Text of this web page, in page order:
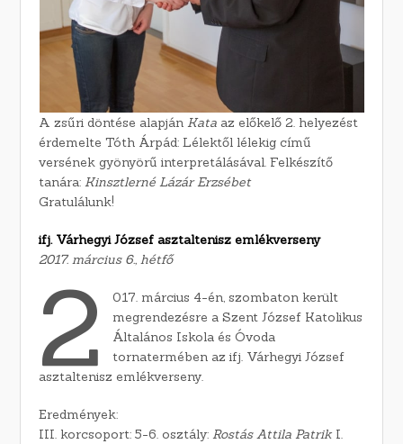
A zsűri döntése alapjánKata az előkelő 2. helyezést
érdemelte Tóth Árpád: Lélektől lélekig című
versének gyönyörű interpretálásával. Felkészítő
tanára:Kinsztlerné Lázár Erzsébet
Gratulálunk!
ifj. Várhegyi József asztaltenisz emlékverseny
2017. március 6., hétfő
2
017. március 4-én, szombaton került
megrendezésre a Szent József Katolikus
Általános Iskola és Óvoda
tornatermében az ifj. Várhegyi József
asztaltenisz emlékverseny.
Eredmények:
III. korcsoport: 5-6. osztály:Rostás Attila Patrik I.